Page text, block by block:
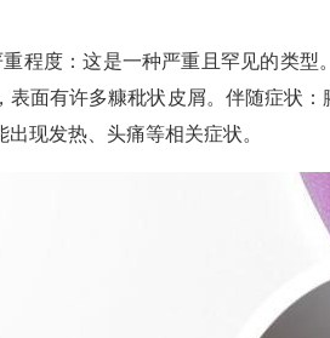
程度：这是一种严重且罕见的类
表面有许多糠秕状皮屑。伴随症状
现发热、头痛等相关症状。